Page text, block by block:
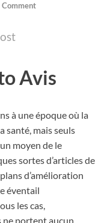
Comment
Avis
à une époque où la
santé, mais seuls
moyen de le
sortes d’articles de
d’amélioration
éventail
les cas,
ne portent aucun